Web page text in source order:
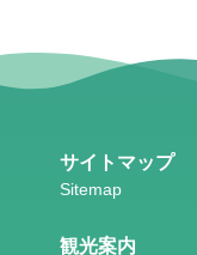
サイトマップ
観光案内